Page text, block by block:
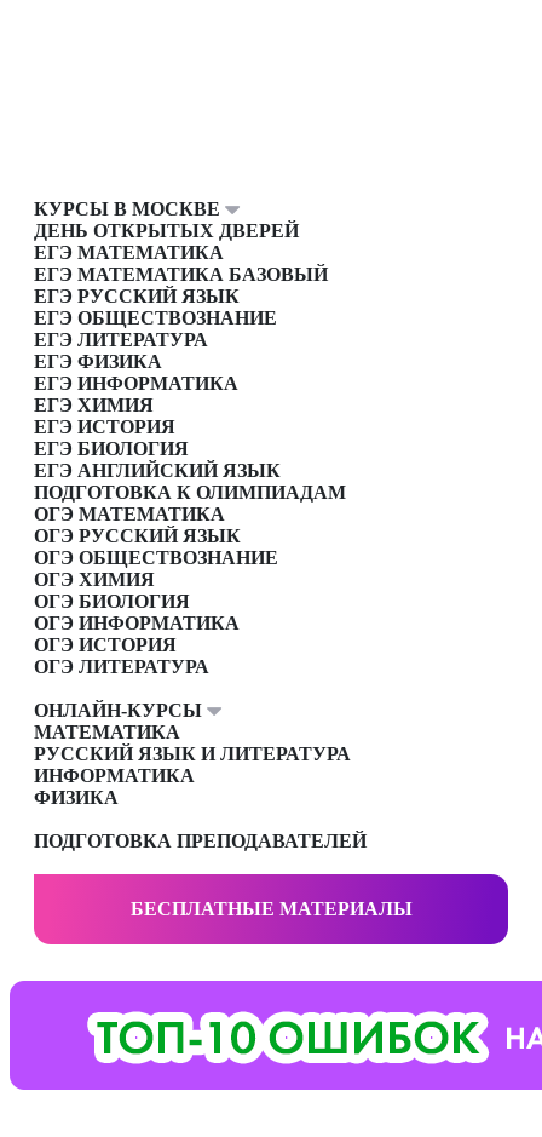
КУРСЫ В МОСКВЕ
ДЕНЬ ОТКРЫТЫХ ДВЕРЕЙ
ЕГЭ МАТЕМАТИКА
ЕГЭ МАТЕМАТИКА БАЗОВЫЙ
ЕГЭ РУССКИЙ ЯЗЫК
ЕГЭ ОБЩЕСТВОЗНАНИЕ
ЕГЭ ЛИТЕРАТУРА
ЕГЭ ФИЗИКА
ЕГЭ ИНФОРМАТИКА
ЕГЭ ХИМИЯ
ЕГЭ ИСТОРИЯ
ЕГЭ БИОЛОГИЯ
ЕГЭ АНГЛИЙСКИЙ ЯЗЫК
ПОДГОТОВКА К ОЛИМПИАДАМ
ОГЭ МАТЕМАТИКА
ОГЭ РУССКИЙ ЯЗЫК
ОГЭ ОБЩЕСТВОЗНАНИЕ
ОГЭ ХИМИЯ
ОГЭ БИОЛОГИЯ
ОГЭ ИНФОРМАТИКА
ОГЭ ИСТОРИЯ
ОГЭ ЛИТЕРАТУРА
ОНЛАЙН-КУРСЫ
МАТЕМАТИКА
РУССКИЙ ЯЗЫК И ЛИТЕРАТУРА
ИНФОРМАТИКА
ФИЗИКА
ПОДГОТОВКА ПРЕПОДАВАТЕЛЕЙ
БЕСПЛАТНЫЕ МАТЕРИАЛЫ